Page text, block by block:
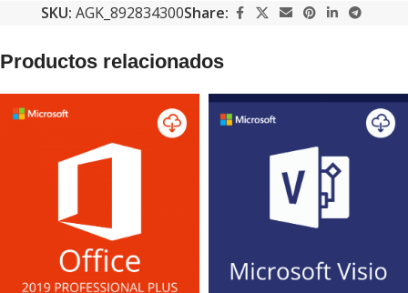
SKU: AGK_892834300Share:
Productos relacionados